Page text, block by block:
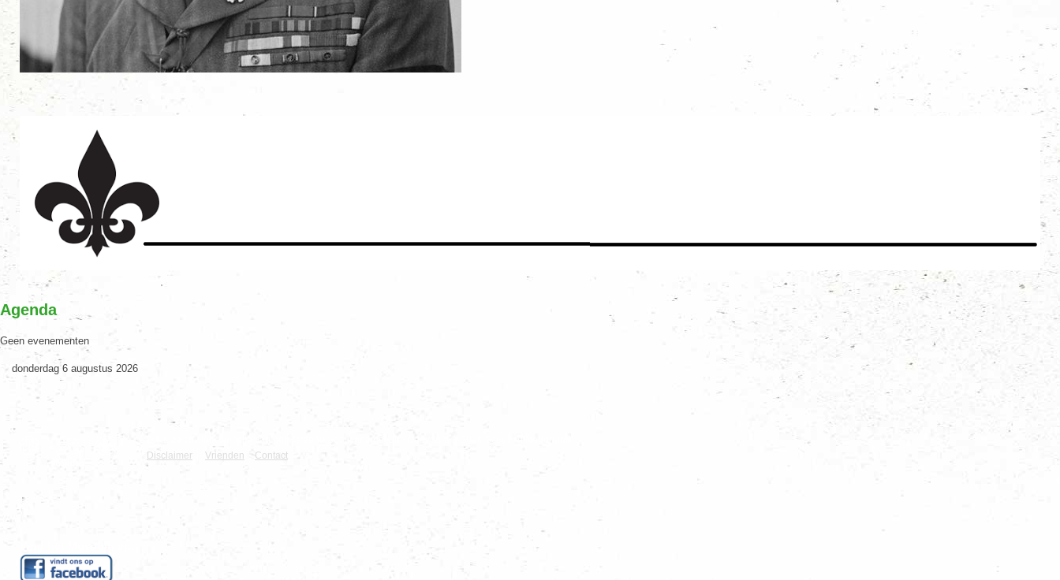
Agenda
Geen evenementen
donderdag 6 augustus 2026
Dit is de officiële website van het Reizend Scoutingmuseum. Copyright © 2026 Scouting Nederland.
Disclaimer
Vrienden Contact